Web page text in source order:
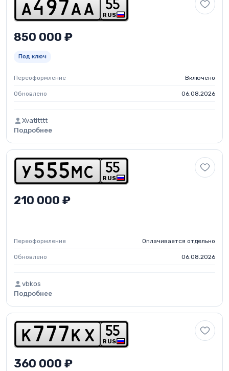
a 4 9 7 a a RUS
55
850 000 ₽
Под ключ
Переоформление Включено
Обновлено 06.08.2026
Xvatitttt
Подробнее
y 5 5 5 m c RUS
55
210 000 ₽
Переоформление Оплачивается отдельно
Обновлено 06.08.2026
vbkos
Подробнее
k 7 7 7 k x RUS
55
360 000 ₽